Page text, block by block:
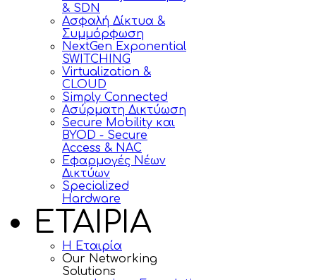
& SDN
Ασφαλή Δίκτυα &
Συμμόρφωση
NextGen Exponential
SWITCHING
Virtualization &
CLOUD
Simply Connected
Ασύρματη Δικτύωση
Secure Mobility και
BYOD - Secure
Access & NAC
Εφαρμογές Νέων
Δικτύων
Specialized
Hardware
ΕΤΑΙΡΙΑ
Η Εταιρία
Our Networking
Solutions